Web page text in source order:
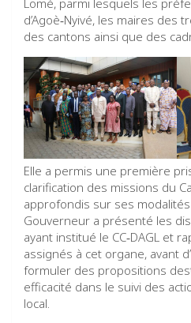
Lomé, parmi lesquels les
d’Agoè‑Nyivé, les maires des
des cantons ainsi que des
Elle a permis une première
clarification des missions du
approfondis sur ses
Gouverneur a présenté les
ayant institué le CC‑DAGL et
assignés à cet organe, avant
formuler des propositions
efficacité dans le suivi des
local.